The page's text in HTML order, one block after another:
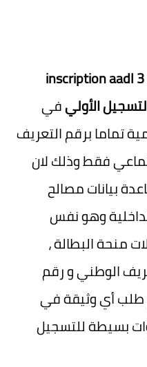
التسجيل في منصة عدل 3 inscription aadl 3
في
تماما برقم التعريف
فقط وذلك لان
بيانات مصالح
وهو نفس
منحة البطالة ،
الوطني و رقم
طلب أي وثيقة في
بسيطة للتسجيل